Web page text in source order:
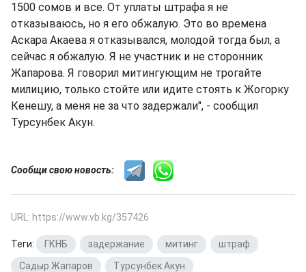
1500 сомов и все. От уплаты штрафа я не
отказываюсь, но я его обжалую. Это во времена
Аскара Акаева я отказывался, молодой тогда был, а
сейчас я обжалую. Я не участник и не сторонник
Жапарова. Я говорил митингующим не трогайте
милицию, только стойте или идите стоять к Жогорку
Кенешу, а меня не за что задержали", - сообщил
Турсунбек Акун.
Сообщи свою новость:
URL: https://www.vb.kg/357426
Теги: ГКНБ задержание митинг штраф
Садыр Жапаров
Турсунбек Акун